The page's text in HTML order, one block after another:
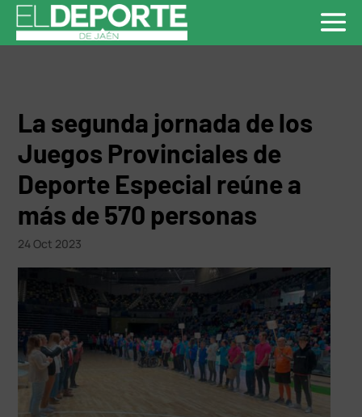
La segunda jornada de los
Juegos Provinciales de
Deporte Especial reúne a
más de 570 personas
24 Oct 2023